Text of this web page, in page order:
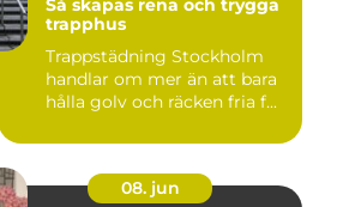
Så skapas rena och trygga
trapphus
Trappstädning Stockholm
handlar om mer än att bara
hålla golv och räcken fria f...
08. jun